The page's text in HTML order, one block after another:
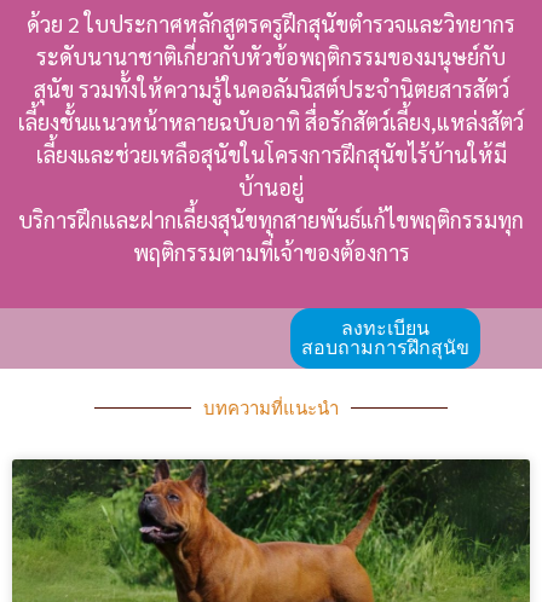
ด้วย 2 ใบประกาศหลักสูตรครูฝึกสุนัขตำรวจและวิทยากร
ระดับนานาชาติเกี่ยวกับหัวข้อพฤติกรรมของมนุษย์กับ
สุนัข รวมทั้งให้ความรู้ในคอลัมนิสต์ประจำนิตยสารสัตว์
เลี้ยงชั้นแนวหน้าหลายฉบับอาทิ สื่อรักสัตว์เลี้ยง,แหล่งสัตว์
เลี้ยงและช่วยเหลือสุนัขในโครงการฝึกสุนัขไร้บ้านให้มี
บ้านอยู่
บริการฝึกและฝากเลี้ยงสุนัขทุกสายพันธ์แก้ไขพฤติกรรมทุก
พฤติกรรมตามที่เจ้าของต้องการ
ลงทะเบียน
สอบถามการฝึกสุนัข
บทความที่แนะนำ